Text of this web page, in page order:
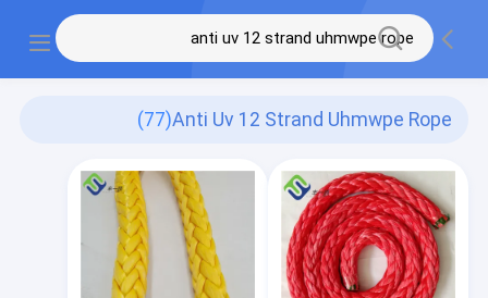
Anti Uv 12 Strand Uhmwpe Rope
(77)